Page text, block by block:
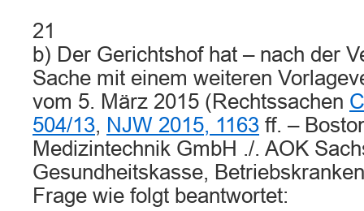
21
b) Der Gerichtshof hat – nach der
Sache mit einem weiteren
vom 5. März 2015 (Rechtssachen
504/13, NJW 2015, 1163 ff. –
Medizintechnik GmbH ./. AOK
Gesundheitskasse,
Frage wie folgt beantwortet: